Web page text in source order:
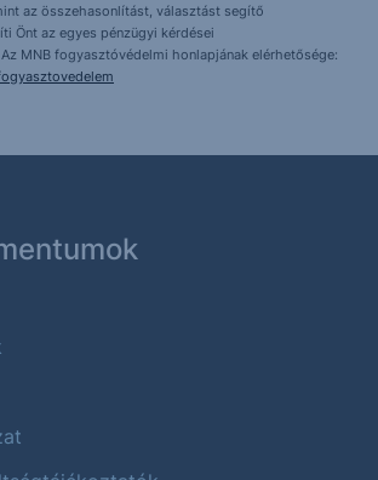
az összehasonlítást, választást segítő
Önt az egyes pénzügyi kérdései
MNB fogyasztóvédelmi honlapjának elérhetősége: